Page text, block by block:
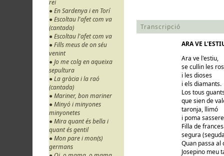
rei
● En Sardenya i en Torí
● Escoltau l'afet com va
(cantada)
● Escoltau l'afet com va
● Fills meus de on séu
venint
● Jo me colg en aqueixa
sepultura
● La gràcia i la raó
(cantada)
● Mariner, bon mariner
● Minyó i minyones
minyonetes
● Mira quant és bella i
quant és gentil
● Mon pare i mon(s)
germans
Transcripció
ARA VE
Ara ve l'estiu,
se cullin les
i les dioses
i els diamants.
Los tous
que sien de
taronja, llimó
i poma
Filla de
segura
Quan passa al
Josepino meu